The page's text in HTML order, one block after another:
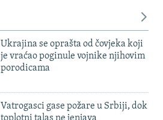
Ukrajina se oprašta od čovjeka koji
je vraćao poginule vojnike njihovim
porodicama
Vatrogasci gase požare u Srbiji, dok